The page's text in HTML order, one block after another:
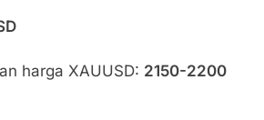
harga XAUUSD: 2150-2200